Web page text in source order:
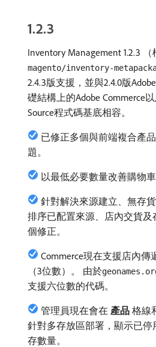
1.2.3
Inventory Management 1.2.3 （
magento/inventory-
2.4.3版支援，並與2.4.0版
礎結構上的Adobe Commerce
Source程式碼基底相容。
已修正多個與前端複合產
題。
以最低必要數量改善購物車
針對解決來源建立、無存
排序已配置來源、店內交貨及
個修正。
Commerce現在支援店內
（3位數）。 由於
支援六位數的代碼。
管理員現在會在​ 產品 格線
針對多存放區部署，顯示已
存數量。